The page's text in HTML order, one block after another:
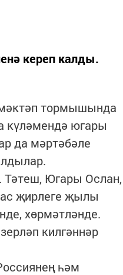
кереп калды.
мәктәп тормышында
күләмендә югары
да мәртәбәле
Тәтеш, Югары Ослан,
җирлеге җылы
хөрмәтләнде.
килгәннәр
һәм